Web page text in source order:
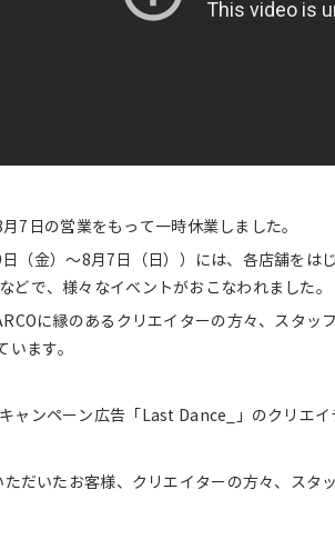
7日の営業をもって一時休業しました。
（金）～8月7日（日））には、各店舗をは
どで、様々なイベントがおこなわれました。
に縁のあるクリエイターの方々、スタ
ます。
ャンペーン広告「Last Dance_」のクリエ
だいたお客様、クリエイターの方々、スタ